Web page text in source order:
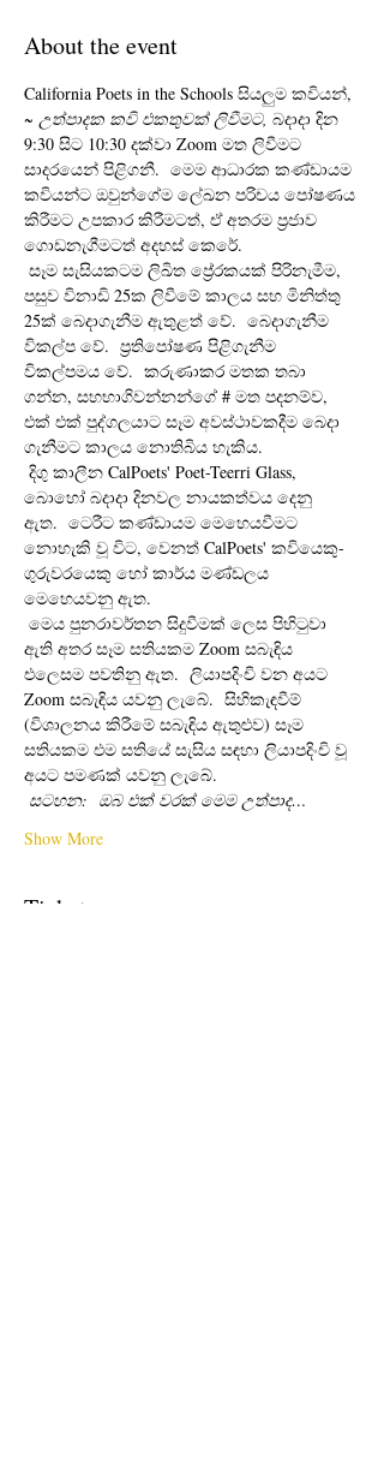
About the event
California Poets in the Schools සියලුම කවියන්,
~ උත්පාදක කවි එකතුවක් ලිවීමට, බදාදා දින
9:30 සිට 10:30 දක්වා Zoom මත ලිවීමට
සාදරයෙන් පිළිගනී.  මෙම ආධාරක කණ්ඩායම
කවියන්ට ඔවුන්ගේම ලේඛන පරිචය පෝෂණය
කිරීමට උපකාර කිරීමටත්, ඒ අතරම ප්‍රජාව
ගොඩනැගීමටත් අදහස් කෙරේ.
පසුව විනාඩි 25ක ලිවීමේ කාලය සහ මිනිත්තු
25ක් බෙදාගැනීම ඇතුළත් වේ.  බෙදාගැනීම
විකල්ප වේ.  ප්‍රතිපෝෂණ පිළිගැනීම
විකල්පමය වේ.  කරුණාකර මතක තබා
ගන්න, සහභාගිවන්නන්ගේ # මත පදනම්ව,
එක් එක් පුද්ගලයාට සෑම අවස්ථාවකදීම බෙදා
ගැනීමට කාලය නොතිබිය හැකිය.
බොහෝ බදාදා දිනවල නායකත්වය දෙනු
ඇත.  ටෙරීට කණ්ඩායම මෙහෙයවීමට
නොහැකි වූ විට, වෙනත් CalPoets' කවියෙකු-
ගුරුවරයෙකු හෝ කාර්ය මණ්ඩලය
මෙහෙයවනු ඇත.
ඇති අතර සෑම සතියකම Zoom සබැඳිය
එලෙසම පවතිනු ඇත.  ලියාපදිංචි වන අයට
Zoom සබැඳිය යවනු ලැබේ.  සිහිකැඳවීම්
(විශාලනය කිරීමේ සබැඳිය ඇතුළුව) සෑම
සතියකම එම සතියේ සැසිය සඳහා ලියාපදිංචි වූ
අයට පමණක් යවනු ලැබේ.
සටහන: ඔබ එක් වරක් මෙම උත්පාද…
Show More
Tickets